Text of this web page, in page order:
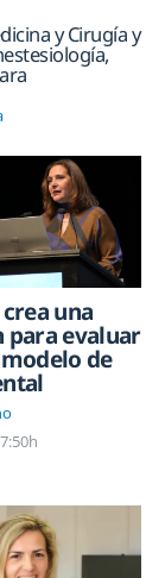
y Cirugía y
una
para evaluar
de